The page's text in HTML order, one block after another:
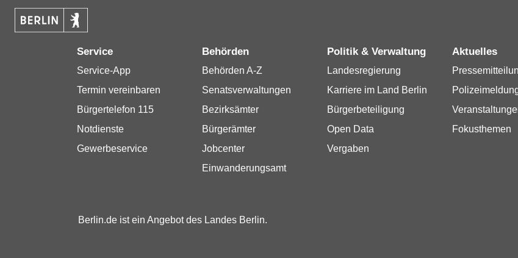
Service
Service-App
Termin vereinbaren
Bürgertelefon 115
Notdienste
Gewerbeservice
Behörden
Behörden A-Z
Senatsverwaltungen
Bezirksämter
Bürgerämter
Jobcenter
Einwanderungsamt
Politik & Verwaltung
Landesregierung
Karriere im Land Berlin
Bürgerbeteiligung
Open Data
Vergaben
Aktuelles
Fokusthemen
Berlin.de ist ein Angebot des Landes Berlin.